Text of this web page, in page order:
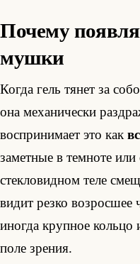
Почему
мушки
Когда гель тянет за
она механически
воспринимает это как
заметные в темноте
стекловидном теле
видит резко возросшее
иногда крупное
поле зрения.